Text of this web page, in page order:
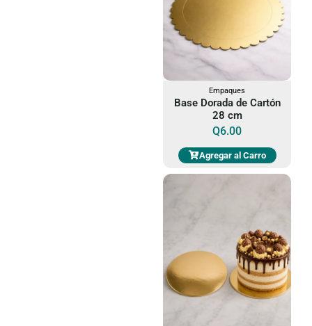
Empaques
Base Dorada de Cartón
28 cm
Q6.00
Agregar al Carro